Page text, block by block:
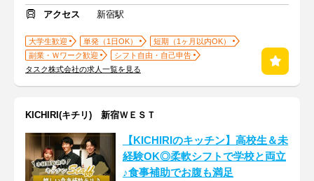
アクセス
新宿駅
大学生歓迎 単発（1日OK）
短期（1ヶ月以内OK）
副業・Ｗワーク歓迎
シフト自由・自己申告
タスク株式会社の求人一覧を見る
KICHIRI(キチリ) 新宿ＷＥＳＴ
【KICHIRIのキッチン】高校生＆未
経験OK◎柔軟シフトで学校と両立
♪食事補助でお腹も満足